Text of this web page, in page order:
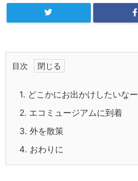
目次
1. どこかにお出かけしたいなー
2. エコミュージアムに到着
3. 外を散策
4. おわりに